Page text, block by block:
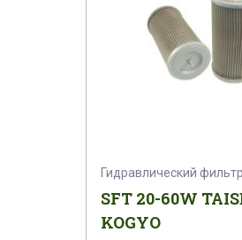
Гидравлический фильтр
SFT 20-60W
KOGYO